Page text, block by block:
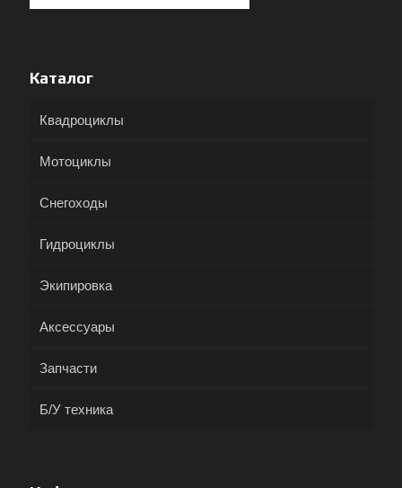
Каталог
Квадроциклы
Мотоциклы
Снегоходы
Гидроциклы
Экипировка
Аксессуары
Запчасти
Б/У техника